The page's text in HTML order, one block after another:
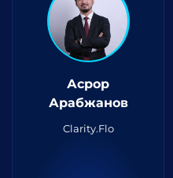
Асрор
Арабжанов
Clarity.Flo